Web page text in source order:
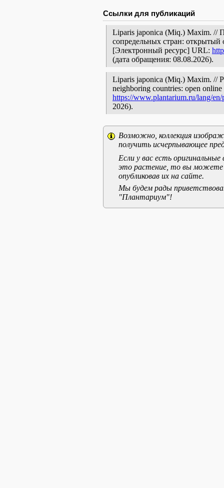
Ссылки для публикаций
Liparis japonica (Miq.) Maxim. //
сопредельных стран: открытый
[Электронный ресурс] URL:
(дата обращения: 08.08.2026).
Liparis japonica (Miq.) Maxim. //
neighboring countries: open
https://www.plantarium.ru/lang/
2026).
Возможно, коллекция
получить исчерпывающее
Если у вас есть
это растение, то вы можете
опубликовав их на сайте.
Мы будем рады
"Плантариум"!